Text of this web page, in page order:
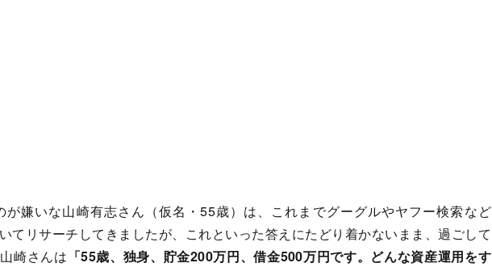
嫌いな山崎有志さん（仮名・55歳）は、これまでグーグルやヤフー検索など
てリサーチしてきましたが、これといった答えにたどり着かないまま、過ごして
崎さんは 「55歳、独身、貯金200万円、借金500万円です。どんな資産運用をす